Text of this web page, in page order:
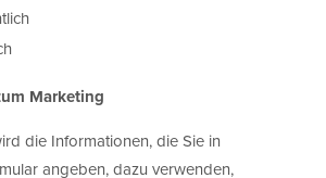
Marketing
die Informationen, die Sie in
angeben, dazu verwenden,